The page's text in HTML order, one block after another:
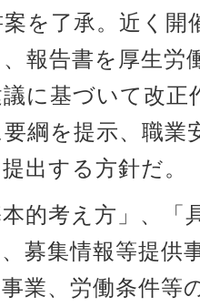
を了承。近く開
報告書を厚生労
に基づいて改正
綱を提示、職業
出する方針だ。
的考え方」、「
、募集情報等提供
業、労働条件等